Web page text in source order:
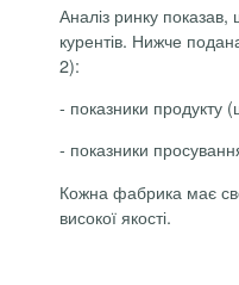
Аналіз ринку
курентів. Нижче
2):
- показники продукту
- показники
Кожна фабрика має
високої якості.